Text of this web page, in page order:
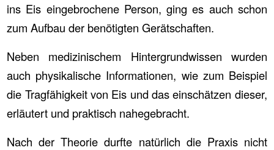
ins Eis eingebrochene Person, ging es auch schon
zum Aufbau der benötigten Gerätschaften.
Neben medizinischem Hintergrundwissen wurden
auch physikalische Informationen, wie zum Beispiel
die Tragfähigkeit von Eis und das einschätzen dieser,
erläutert und praktisch nahegebracht.
Nach der Theorie durfte natürlich die Praxis nicht